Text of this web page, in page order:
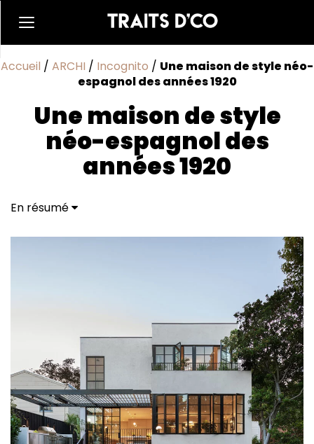
Accueil / ARCHI / Incognito / Une maison de style néo-
espagnol des années 1920
Une maison de style
néo-espagnol des
années 1920
En résumé
Une maison durable